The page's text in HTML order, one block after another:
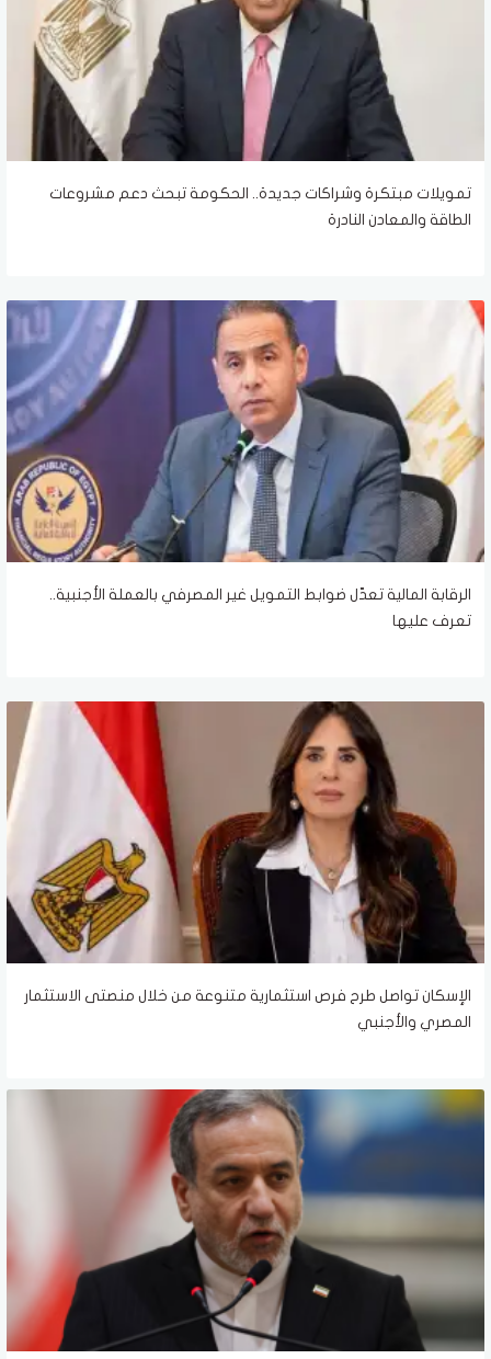
تمويلات مبتكرة وشراكات جديدة.. الحكومة تبحث دعم مشروعات
الطاقة والمعادن النادرة
الرقابة المالية تعدّل ضوابط التمويل غير المصرفي بالعملة الأجنبية..
تعرف عليها
الإسكان تواصل طرح فرص استثمارية متنوعة من خلال منصتى الاستثمار
المصري والأجنبي